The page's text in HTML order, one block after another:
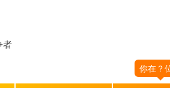
者